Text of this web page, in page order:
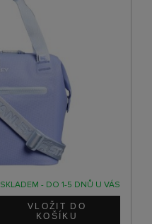
SKLADEM - DO 1-5 DNŮ U VÁS